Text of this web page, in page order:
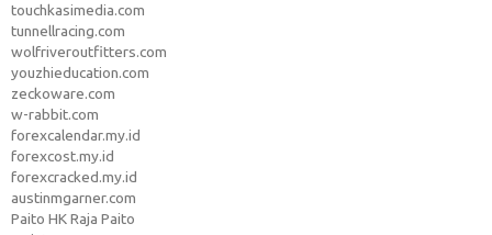
touchkasimedia.com
tunnellracing.com
wolfriveroutfitters.com
youzhieducation.com
zeckoware.com
w-rabbit.com
forexcalendar.my.id
forexcost.my.id
forexcracked.my.id
austinmgarner.com
Paito HK Raja Paito